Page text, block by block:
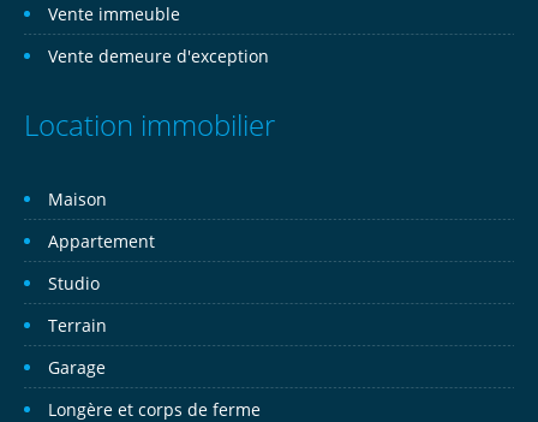
Vente immeuble
Vente demeure d'exception
Location immobilier
Maison
Appartement
Studio
Terrain
Garage
Longère et corps de ferme